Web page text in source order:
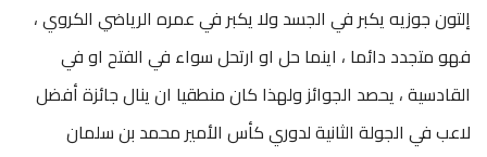
إلتون جوزيه يكبر في الجسد ولا يكبر في عمره الرياضي الكروي ،
فهو متجدد دائما ، اينما حل او ارتحل سواء في الفتح او في
القادسية ، يحصد الجوائز ولهذا كان منطقيا ان ينال جائزة أفضل
لاعب في الجولة الثانية لدوري كأس الأمير محمد بن سلمان